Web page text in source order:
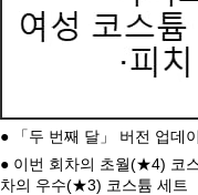
● 「두 번째 달」 버전 업데
● 이번 회차의 초월(★4) 코
차의 우수(★3) 코스튬 세트